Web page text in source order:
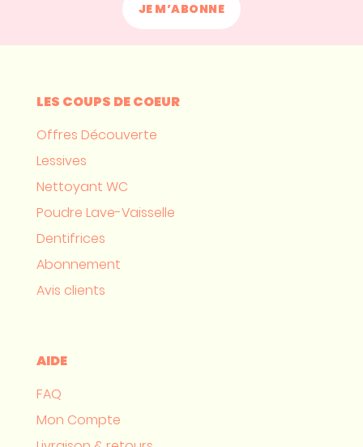
LES COUPS DE COEUR
Offres Découverte
Lessives
Nettoyant WC
Poudre Lave-Vaisselle
Dentifrices
Abonnement
Avis clients
AIDE
FAQ
Mon Compte